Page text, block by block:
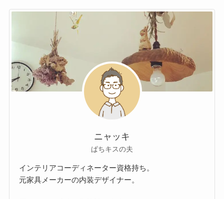
ニャッキ
ぱちキスの夫
インテリアコーディネーター資格持ち。
元家具メーカーの内装デザイナー。